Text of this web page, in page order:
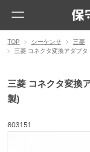
TOP シーケンサ
三菱
三菱 コネクタ変換アダプ
三菱 コネクタ変換
製)
803151